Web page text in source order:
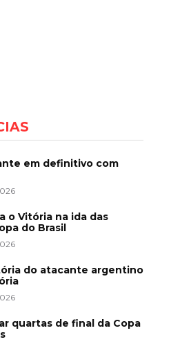
em definitivo com
o Vitória na ida das
do Brasil
do atacante argentino
quartas de final da Copa